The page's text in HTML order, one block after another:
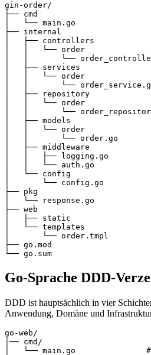
gin-order/
├── cmd
│   └── main.go
├── internal
│   ├── controllers              #
│   │   └── order
│   │       └──
│   ├── services
│   │   └── order
│   │       └──
│   ├── repository
│   │   └── order
│   │       └──
│   ├── models
│   │   └── order
│   │       └── order.go
│   ├── middleware
│   │   ├── logging.go
│   │   └── auth.go
│   └── config                   #
│       └── config.go
├── pkg                          #
│   └── response.go
├── web                          #
│   ├── static                   #
│   └── templates
│       └── order.tmpl           #
├── go.mod                       #
Go-Sprache DDD-
DDD ist hauptsächlich in vier
Anwendung, Domäne und
go-web/
│── cmd/
│   └── main.go               #